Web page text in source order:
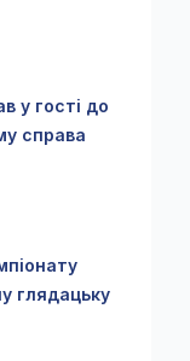
у гості до
справа
глядацьку